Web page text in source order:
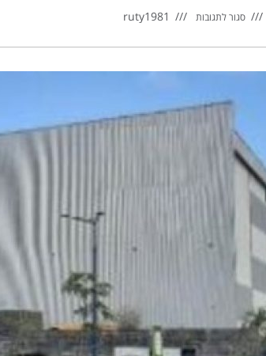
סגור לתגובות ruty1981